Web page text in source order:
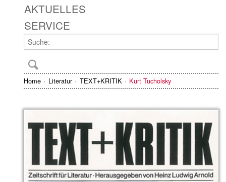
AKTUELLES
SERVICE
Home Literatur TEXT+KRITIK Kurt Tucholsky